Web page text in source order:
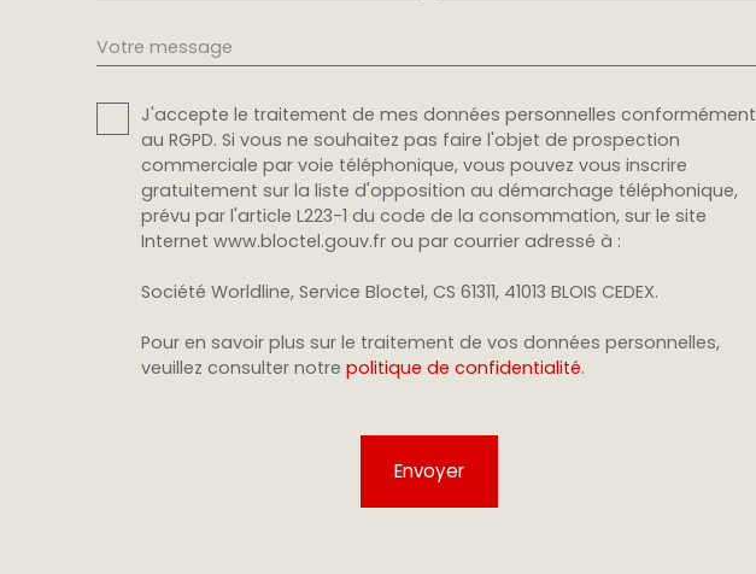
Votre message
J'accepte le traitement de mes données personnelles conformément
au RGPD. Si vous ne souhaitez pas faire l'objet de prospection
commerciale par voie téléphonique, vous pouvez vous inscrire
gratuitement sur la liste d'opposition au démarchage téléphonique,
prévu par l'article L223-1 du code de la consommation, sur le site
Internet www.bloctel.gouv.fr ou par courrier adressé à :
Société Worldline, Service Bloctel, CS 61311, 41013 BLOIS CEDEX.
Pour en savoir plus sur le traitement de vos données personnelles,
veuillez consulter notre politique de confidentialité.
Envoyer